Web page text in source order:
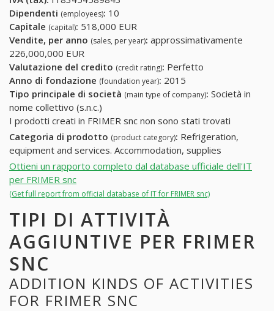
Dipendenti (employees): 10
Capitale (capital): 518,000 EUR
Vendite, per anno (sales, per year): approssimativamente
226,000,000 EUR
Valutazione del credito (credit rating): Perfetto
Anno di fondazione (foundation year): 2015
Tipo principale di società (main type of company): Società in
nome collettivo (s.n.c.)
I prodotti creati in FRIMER snc non sono stati trovati
Categoria di prodotto (product category): Refrigeration,
equipment and services. Accommodation, supplies
Ottieni un rapporto completo dal database ufficiale dell'IT
per FRIMER snc
(Get full report from official database of IT for FRIMER snc)
TIPI DI ATTIVITÀ
AGGIUNTIVE PER FRIMER
SNC
ADDITION KINDS OF ACTIVITIES
FOR FRIMER SNC